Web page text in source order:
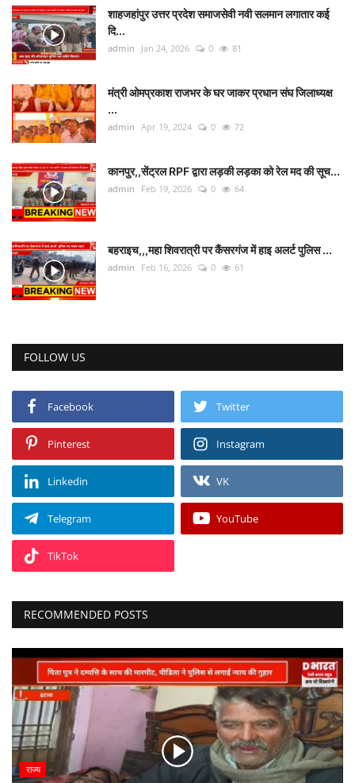
शाहजहांपुर उत्तर प्रदेश समाजसेवी नवी सलमान लगातार कई
दि...
admin Jan 24, 2026 0 81
मंत्री ओमप्रकाश राजभर के घर जाकर प्रधान संघ जिलाध्यक्ष
...
admin Apr 19, 2024 0 72
कानपुर,,सेंट्रल RPF द्वारा लड़की लड़का को रेल मद की सूच...
admin Feb 19, 2026 0 64
बहराइच,,,महा शिवरात्री पर कैंसरगंज में हाइ अलर्ट पुलिस ...
admin Feb 16, 2026 0 61
FOLLOW US
Facebook Twitter
Pinterest Instagram
Linkedin VK
Telegram YouTube
TikTok
RECOMMENDED POSTS
राज्य